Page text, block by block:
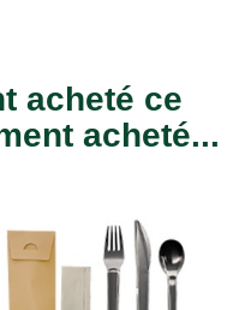
acheté ce
acheté...